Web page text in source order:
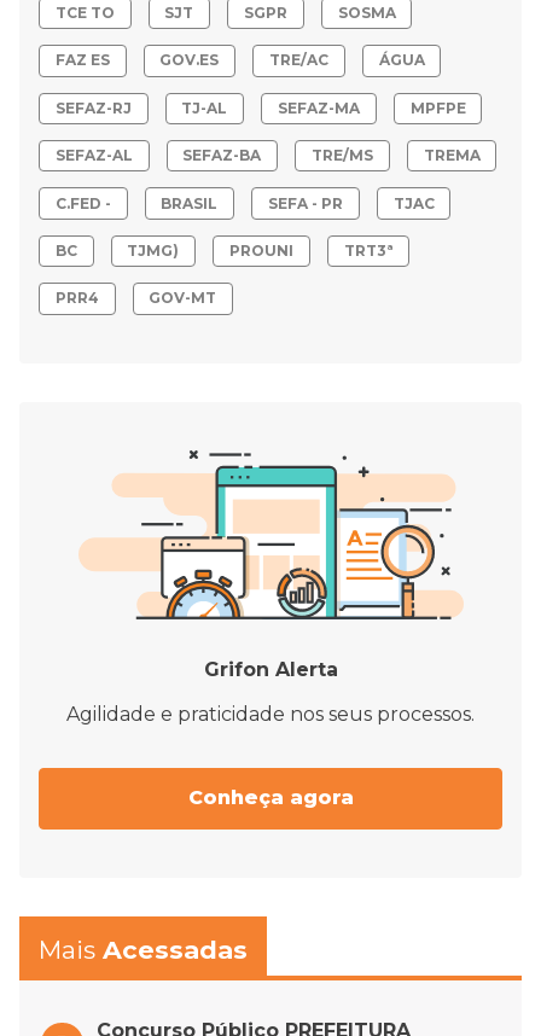
TCE TO SJT SGPR SOSMA
FAZ ES GOV.ES TRE/AC ÁGUA
SEFAZ-RJ TJ-AL SEFAZ-MA MPFPE
SEFAZ-AL SEFAZ-BA TRE/MS TREMA
C.FED - BRASIL SEFA - PR TJAC
BC TJMG) PROUNI TRT3ª
PRR4 GOV-MT
Grifon Alerta
Agilidade e praticidade nos seus processos.
Conheça agora
Mais Acessadas
Concurso Público PREFEITURA